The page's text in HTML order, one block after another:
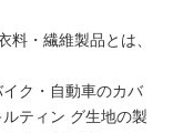
料・繊維製品とは、
ク・自動車のカバ
ティン グ生地の製